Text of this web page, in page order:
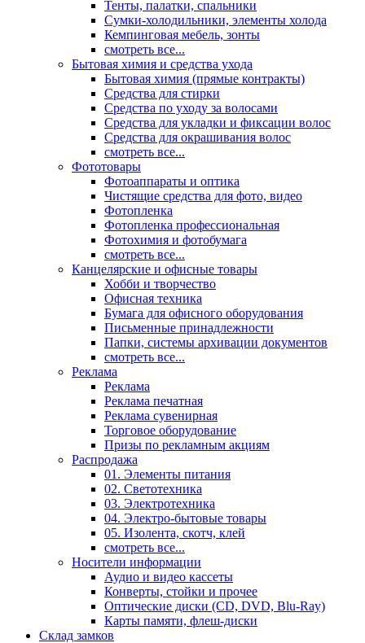
Тенты, палатки, спальники
Сумки-холодильники, элементы холода
Кемпинговая мебель, зонты
смотреть все...
Бытовая химия и средства ухода
Бытовая химия (прямые контракты)
Средства для стирки
Средства по уходу за волосами
Средства для укладки и фиксации волос
Средства для окрашивания волос
смотреть все...
Фототовары
Фотоаппараты и оптика
Чистящие средства для фото, видео
Фотопленка
Фотопленка профессиональная
Фотохимия и фотобумага
смотреть все...
Канцелярские и офисные товары
Хобби и творчество
Офисная техника
Бумага для офисного оборудования
Письменные принадлежности
Папки, системы архивации документов
смотреть все...
Реклама
Реклама
Реклама печатная
Реклама сувенирная
Торговое оборудование
Призы по рекламным акциям
Распродажа
01. Элементы питания
02. Светотехника
03. Электротехника
04. Электро-бытовые товары
05. Изолента, скотч, клей
смотреть все...
Носители информации
Аудио и видео кассеты
Конверты, стойки и прочее
Оптические диски (CD, DVD, Blu-Ray)
Карты памяти, флеш-диски
Склад замков